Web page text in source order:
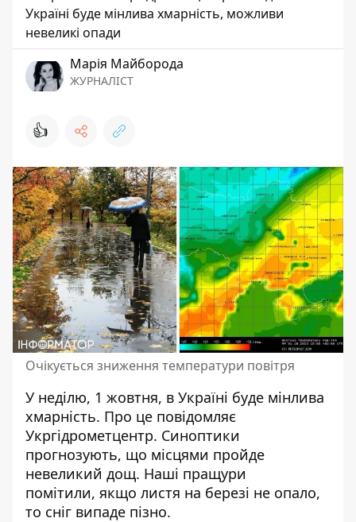
Україні буде мінлива хмарність, можливи
невеликі опади
Марія Майборода
ЖУРНАЛІСТ
👍
Очікується зниження температури повітря
У неділю, 1 жовтня, в Україні буде мінлива
хмарність. Про це повідомляє
Укргідрометцентр. Синоптики
прогнозують, що місцями пройде
невеликий дощ. Наші пращури
помітили, якщо листя на березі не опало,
то сніг випаде пізно.